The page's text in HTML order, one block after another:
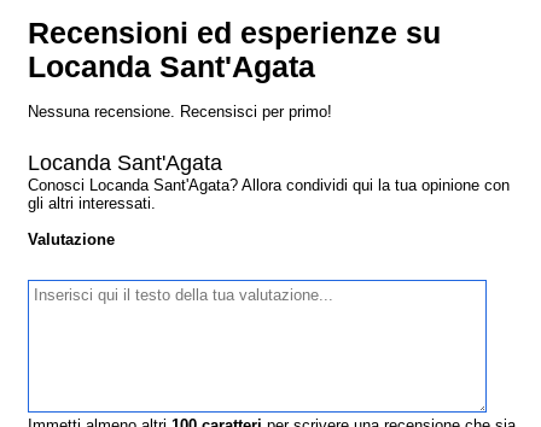
Recensioni ed esperienze su
Locanda Sant'Agata
Nessuna recensione. Recensisci per primo!
Locanda Sant'Agata
Conosci Locanda Sant'Agata? Allora condividi qui la tua opinione con
gli altri interessati.
Valutazione